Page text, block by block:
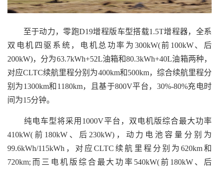
至于动力，零跑D19增程版车型搭载1.5T增程器，全系
双电机四驱系统，电机总功率为300kW(前100kW、后
200kW)，分为63.7kWh+52L油箱和80.3kWh+40L油箱两种，
对应CLTC续航里程分别为400km和500km，综合续航里程分
别为1300km和1180km，且基于800V平台，30%-80%充电时
间为15分钟。
纯电车型将采用1000V平台，双电机版综合最大功率
410kW(前180kW、后230kW)，动力电池容量分别为
99.6kWh/115kWh，对应CLTC续航里程分别为620km和
720km;而三电机版综合最大功率540kW(前180kW、后